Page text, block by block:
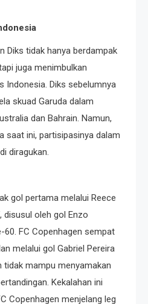
Diks tidak hanya berdampak
juga menimbulkan
Indonesia. Diks sebelumnya
skuad Garuda dalam
dan Bahrain. Namun,
saat ini, partisipasinya dalam
diragukan.​
gol pertama melalui Reece
disusul oleh gol Enzo
60. FC Copenhagen sempat
melalui gol Gabriel Pereira
tidak mampu menyamakan
Kekalahan ini
Copenhagen menjelang leg